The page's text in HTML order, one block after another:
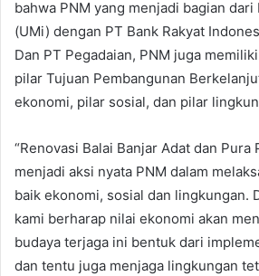
bahwa PNM yang menjadi bagian
(UMi) dengan PT Bank Rakyat
Dan PT Pegadaian, PNM juga
pilar Tujuan Pembangunan
ekonomi, pilar sosial, dan pilar
“Renovasi Balai Banjar Adat dan Pura
menjadi aksi nyata PNM dalam
baik ekonomi, sosial dan lingkungan.
kami berharap nilai ekonomi akan
budaya terjaga ini bentuk dari
dan tentu juga menjaga lingkungan